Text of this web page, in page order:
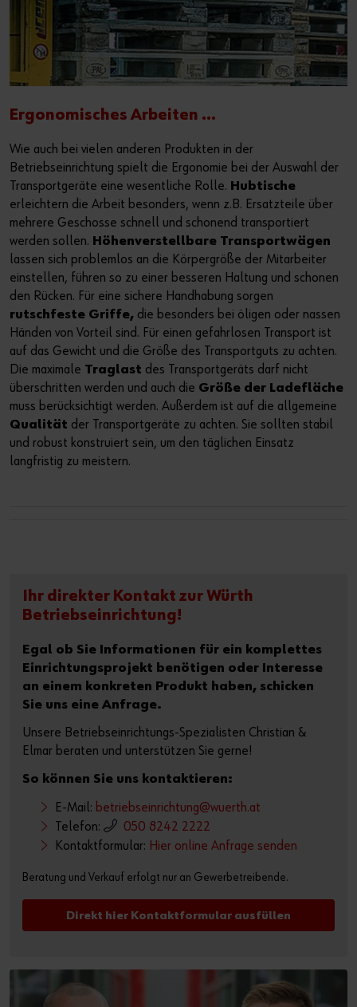
Ergonomisches Arbeiten ...
Wie auch bei vielen anderen Produkten in der
Betriebseinrichtung spielt die Ergonomie bei der Auswahl der
Transportgeräte eine wesentliche Rolle. Hubtische
erleichtern die Arbeit besonders, wenn z.B. Ersatzteile über
mehrere Geschosse schnell und schonend transportiert
werden sollen. Höhenverstellbare Transportwägen
lassen sich problemlos an die Körpergröße der Mitarbeiter
einstellen, führen so zu einer besseren Haltung und schonen
den Rücken. Für eine sichere Handhabung sorgen
rutschfeste Griffe, die besonders bei öligen oder nassen
Händen von Vorteil sind. Für einen gefahrlosen Transport ist
auf das Gewicht und die Größe des Transportguts zu achten.
Die maximale Traglast des Transportgeräts darf nicht
überschritten werden und auch die Größe der Ladefläche
muss berücksichtigt werden. Außerdem ist auf die allgemeine
Qualität der Transportgeräte zu achten. Sie sollten stabil
und robust konstruiert sein, um den täglichen Einsatz
langfristig zu meistern.
Ihr direkter Kontakt zur Würth
Betriebseinrichtung!
Egal ob Sie Informationen für ein komplettes
Einrichtungsprojekt benötigen oder Interesse
an einem konkreten Produkt haben, schicken
Sie uns eine Anfrage.
Unsere Betriebseinrichtungs-Spezialisten Christian &
Elmar beraten und unterstützen Sie gerne!
So können Sie uns kontaktieren:
E-Mail: betriebseinrichtung@wuerth.at
Telefon:
050 8242 2222
Kontaktformular: Hier online Anfrage senden
Beratung und Verkauf erfolgt nur an Gewerbetreibende.
Direkt hier Kontaktformular ausfüllen